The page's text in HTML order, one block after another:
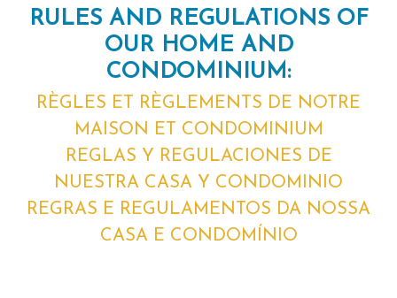
RULES AND REGULATIONS OF
OUR HOME AND
CONDOMINIUM:
RÈGLES ET RÈGLEMENTS DE NOTRE
MAISON ET CONDOMINIUM
REGLAS Y REGULACIONES DE
NUESTRA CASA Y CONDOMINIO
REGRAS E REGULAMENTOS DA NOSSA
CASA E CONDOMÍNIO